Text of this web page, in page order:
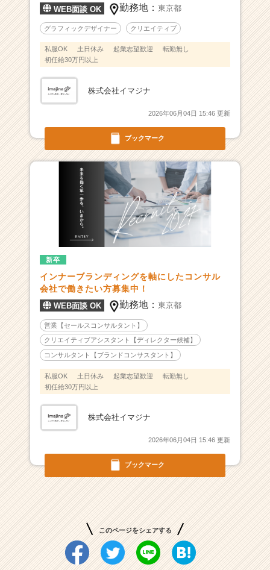
ベ
チ
ャ
企
カ
ウ
ト
が
就
活
イ
ト
チ
ア
キ
ャ
リ
ア
（C
e
e
ブックマーク
WEB面談 OK 勤務地：東京都
グラフィックデザイナー クリエイティブ
私服OK 土日休み 起業志望歓迎
転勤無し
初任給30万円以上
株式会社イマジナ
2026年06月04日 15:46 更新
ブックマーク
新卒
インナーブランディングを軸にしたコンサル
会社で働きたい方募集中！
WEB面談 OK 勤務地：東京都
営業【セールスコンサルタント】
クリエイティブアシスタント【ディレクター候補】
コンサルタント【ブランドコンサスタント】
私服OK 土日休み 起業志望歓迎
転勤無し
初任給30万円以上
株式会社イマジナ
2026年06月04日 15:46 更新
このページをシェアする